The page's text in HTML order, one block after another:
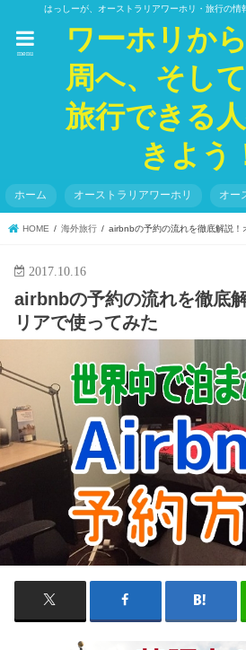
はっしーが、オーストラリアワーホリ・旅行の情
ワーホリか
周へ、そし
旅行できる
きよう
menu
ホーム オーストラリアワーホリ オー
HOME 海外旅行 airbnbの予約の流れを徹底解説！
2017.10.16
airbnbの予約の流れを徹底
リアで使ってみた